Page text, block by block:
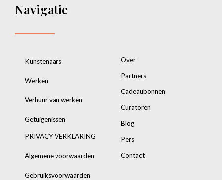
Navigatie
Kunstenaars
Werken
Verhuur van werken
Getuigenissen
PRIVACY VERKLARING
Algemene voorwaarden
Gebruiksvoorwaarden
Over
Partners
Cadeaubonnen
Curatoren
Blog
Pers
Contact